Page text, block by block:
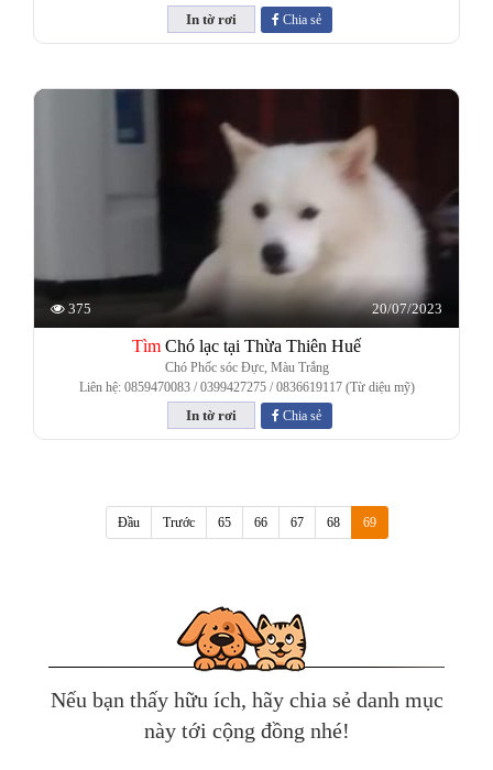
Chia sẻ
375 20/07/2023
Tìm Chó lạc tại Thừa Thiên Huế
Chó Phốc sóc Đực, Màu Trắng
Liên hệ: 0859470083 / ‭0399427275‬ / ‭0836619117‬ (Từ diệu mỹ)
Chia sẻ
Đầu Trước 65 66 67 68 69(current)
Nếu bạn thấy hữu ích, hãy chia sẻ danh mục
này tới cộng đồng nhé!